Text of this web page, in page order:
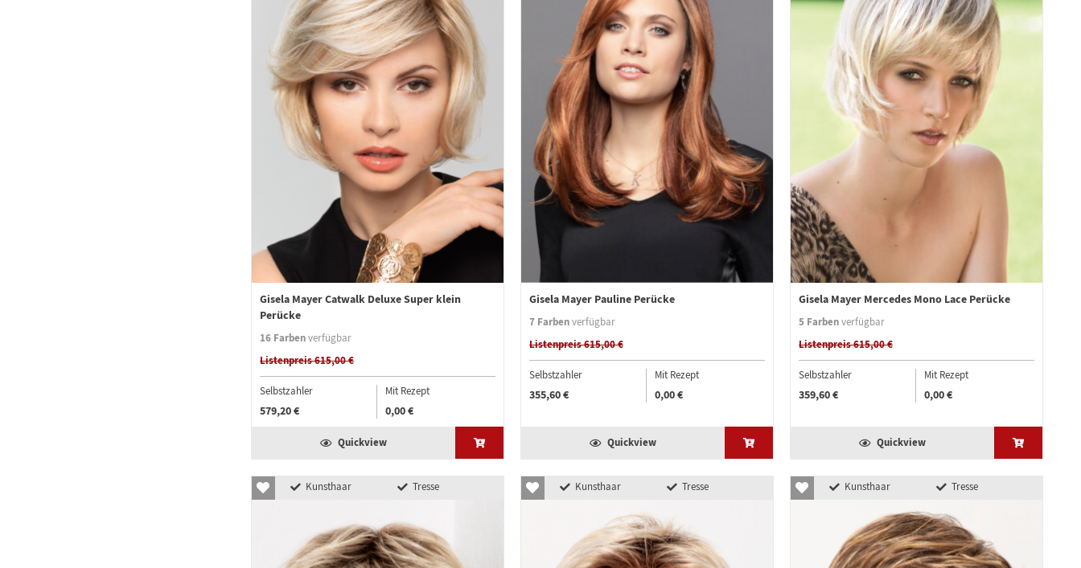
Gisela Mayer Catwalk Deluxe Super klein
Perücke
16 Farbenverfügbar
Listenpreis 615,00 €
Selbstzahler
579,20 €
Mit Rezept
0,00 €
Quickview
Gisela Mayer Pauline Perücke
7 Farbenverfügbar
Listenpreis 615,00 €
Selbstzahler
355,60 €
Mit Rezept
0,00 €
Quickview
Gisela Mayer Mercedes Mono Lace Perücke
5 Farbenverfügbar
Listenpreis 615,00 €
Selbstzahler
359,60 €
Mit Rezept
0,00 €
Quickview
Kunsthaar Tresse Kunsthaar Tresse Kunsthaar Tresse